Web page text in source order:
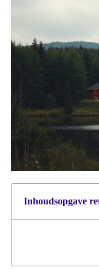
Inhoudsopgave